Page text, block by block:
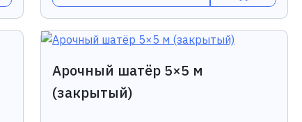
Арочный шатёр 5×5 м
(закрытый)